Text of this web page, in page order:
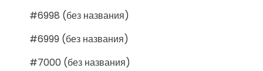
#6998 (без названия)
#6999 (без названия)
#7000 (без названия)